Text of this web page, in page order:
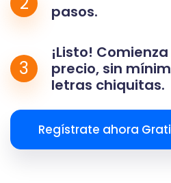
pasos.
3
¡Listo!
precio, sin
letras chiquitas.
Regístrate ahora